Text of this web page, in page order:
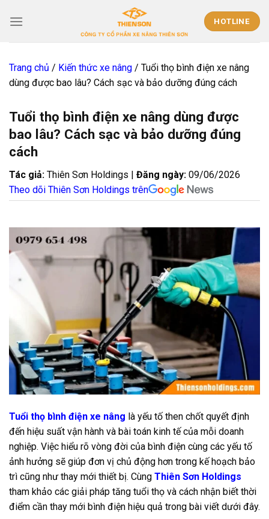
HOTLINE
Trang chủ / Kiến thức xe nâng / Tuổi thọ bình điện xe nâng
dùng được bao lâu? Cách sạc và bảo dưỡng đúng cách
Tuổi thọ bình điện xe nâng dùng được
bao lâu? Cách sạc và bảo dưỡng đúng
cách
Tác giả: Thiên Sơn Holdings | Đăng ngày: 09/06/2026
Theo dõi Thiên Sơn Holdings trên
Tuổi thọ bình điện xe nâng là yếu tố then chốt quyết định
đến hiệu suất vận hành và bài toán kinh tế của mỗi doanh
nghiệp. Việc hiểu rõ vòng đời của bình điện cùng các yếu tố
ảnh hưởng sẽ giúp đơn vị chủ động hơn trong kế hoạch bảo
trì cũng như thay mới thiết bị. Cùng Thiên Sơn Holdings
tham khảo các giải pháp tăng tuổi thọ và cách nhận biết thời
điểm cần thay mới bình điện hiệu quả trong bài viết dưới đây.